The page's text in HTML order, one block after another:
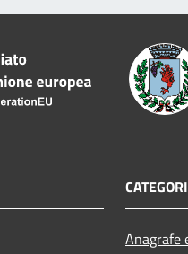
Anagrafe